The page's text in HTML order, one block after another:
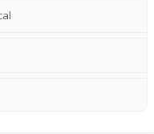
ceux qui recherchent
souhaites affirmer ton
un allié facile à